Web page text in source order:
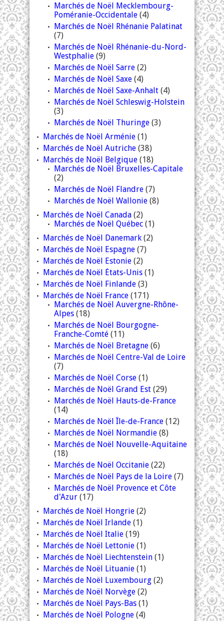
Marchés de Noël Mecklembourg-
Poméranie-Occidentale (4)
Marchés de Noël Rhénanie Palatinat
(7)
Marchés de Noël Rhénanie-du-Nord-
Westphalie (9)
Marchés de Noël Sarre (2)
Marchés de Noël Saxe (4)
Marchés de Noël Saxe-Anhalt (4)
Marchés de Noël Schleswig-Holstein
(3)
Marchés de Noël Thuringe (3)
Marchés de Noël Arménie (1)
Marchés de Noël Autriche (38)
Marchés de Noël Belgique (18)
Marchés de Noël Bruxelles-Capitale
(2)
Marchés de Noël Flandre (7)
Marchés de Noël Wallonie (8)
Marchés de Noël Canada (2)
Marchés de Noël Québec (1)
Marchés de Noël Danemark (2)
Marchés de Noël Espagne (7)
Marchés de Noël Estonie (2)
Marchés de Noël États-Unis (1)
Marchés de Noël Finlande (3)
Marchés de Noël France (171)
Marchés de Noël Auvergne-Rhône-
Alpes (18)
Marchés de Noël Bourgogne-
Franche-Comté (11)
Marchés de Noël Bretagne (6)
Marchés de Noël Centre-Val de Loire
(7)
Marchés de Noël Corse (1)
Marchés de Noël Grand Est (29)
Marchés de Noël Hauts-de-France
(14)
Marchés de Noël Île-de-France (12)
Marchés de Noël Normandie (8)
Marchés de Noël Nouvelle-Aquitaine
(18)
Marchés de Noël Occitanie (22)
Marchés de Noël Pays de la Loire (7)
Marchés de Noël Provence et Côte
d'Azur (17)
Marchés de Noël Hongrie (2)
Marchés de Noël Irlande (1)
Marchés de Noël Italie (19)
Marchés de Noël Lettonie (1)
Marchés de Noël Liechtenstein (1)
Marchés de Noël Lituanie (1)
Marchés de Noël Luxembourg (2)
Marchés de Noël Norvège (2)
Marchés de Noël Pays-Bas (1)
Marchés de Noël Pologne (4)